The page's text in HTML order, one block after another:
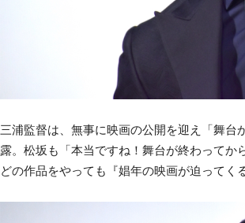
三浦監督は、無事に映画の公開を迎え「舞
露。松坂も「本当ですね！舞台が終わって
どの作品をやっても『娼年の映画が迫って